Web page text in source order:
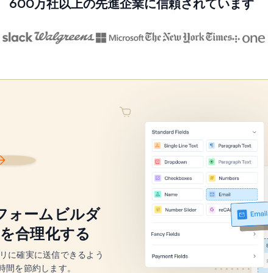
600万社以上の先進企業に信頼されています
ォームビルダ
合理化する
に確実に送信できるよう
間を節約します。